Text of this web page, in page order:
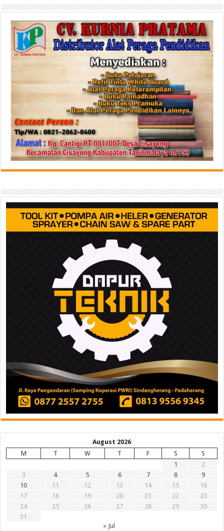
August 2026
M
T W T F S
S
1
2
3
4 5 6 7 8
9
10
11 12 13 14 15
16
17
18 19 20 21 22
23
24
25 26 27 28 29
30
31
« Jul